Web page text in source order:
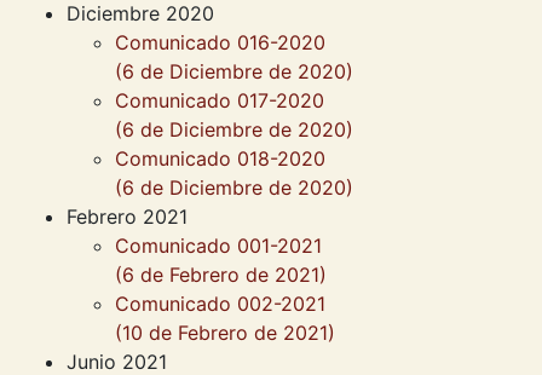
Diciembre 2020
Comunicado 016-2020
(6 de Diciembre de 2020)
Comunicado 017-2020
(6 de Diciembre de 2020)
Comunicado 018-2020
(6 de Diciembre de 2020)
Febrero 2021
Comunicado 001-2021
(6 de Febrero de 2021)
Comunicado 002-2021
(10 de Febrero de 2021)
Junio 2021